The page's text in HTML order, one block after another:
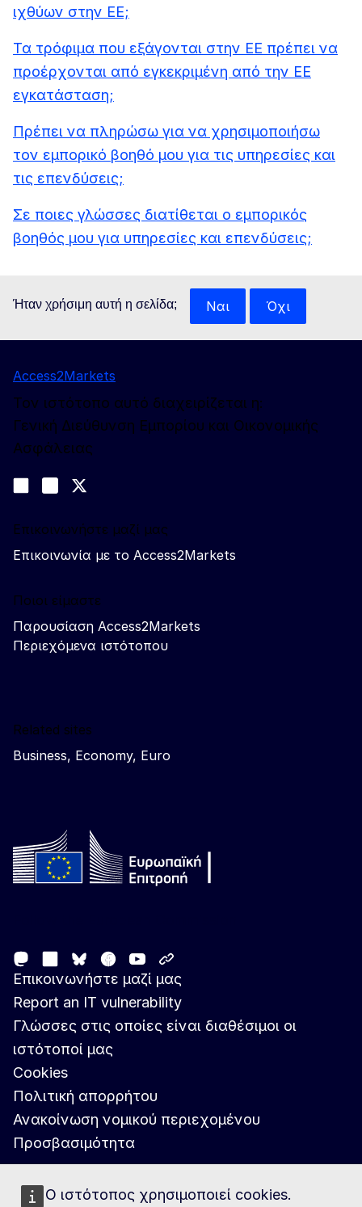
Ο ιστότοπος χρησιμοποιεί cookies.
ιχθύων στην ΕΕ;
Τα τρόφιμα που εξάγονται στην ΕΕ πρέπει να
προέρχονται από εγκεκριμένη από την ΕΕ
εγκατάσταση;
Πρέπει να πληρώσω για να χρησιμοποιήσω
τον εμπορικό βοηθό μου για τις υπηρεσίες και
τις επενδύσεις;
Σε ποιες γλώσσες διατίθεται ο εμπορικός
βοηθός μου για υπηρεσίες και επενδύσεις;
Ήταν χρήσιμη αυτή η σελίδα; Ναι Όχι
Access2Markets
Τον ιστότοπο αυτό διαχειρίζεται η:
Γενική Διεύθυνση Εμπορίου και Οικονομικής
Ασφάλειας
Join us on LinkedIn
Trade-Off podcast
Επικοινωνήστε μαζί μας
Επικοινωνία με το Access2Markets
Ποιοι είμαστε
Παρουσίαση Access2Markets
Περιεχόμενα ιστότοπου
Related sites
Business, Economy, Euro
MastodonLinkedIn
Bluesky
Facebook
Youtube
Επικοινωνήστε μαζί μας
Report an IT vulnerability
Γλώσσες στις οποίες είναι διαθέσιμοι οι
ιστότοποί μας
Cookies
Πολιτική απορρήτου
Ανακοίνωση νομικού περιεχομένου
Προσβασιμότητα